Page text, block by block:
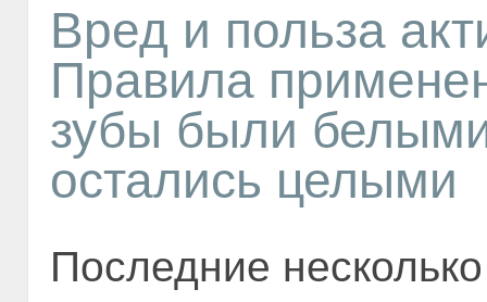
Вред и польза
Правила
зубы были
остались целыми
Последние